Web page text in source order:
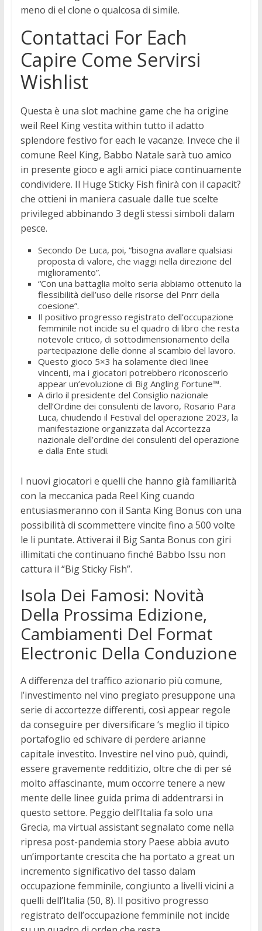
meno di el clone o qualcosa di simile.
Contattaci For Each
Capire Come Servirsi
Wishlist
Questa è una slot machine game che ha origine
weil Reel King vestita within tutto il adatto
splendore festivo for each le vacanze. Invece che il
comune Reel King, Babbo Natale sarà tuo amico
in presente gioco e agli amici piace continuamente
condividere. Il Huge Sticky Fish finirà con il capacit?
che ottieni in maniera casuale dalle tue scelte
privileged abbinando 3 degli stessi simboli dalam
pesce.
Secondo De Luca, poi, “bisogna avallare qualsiasi
proposta di valore, che viaggi nella direzione del
miglioramento”.
“Con una battaglia molto seria abbiamo ottenuto la
flessibilità dell’uso delle risorse del Pnrr della
coesione”.
Il positivo progresso registrato dell’occupazione
femminile not incide su el quadro di libro che resta
notevole critico, di sottodimensionamento della
partecipazione delle donne al scambio del lavoro.
Questo gioco 5×3 ha solamente dieci linee
vincenti, ma i giocatori potrebbero riconoscerlo
appear un’evoluzione di Big Angling Fortune™.
A dirlo il presidente del Consiglio nazionale
dell’Ordine dei consulenti de lavoro, Rosario Para
Luca, chiudendo il Festival del operazione 2023, la
manifestazione organizzata dal Accortezza
nazionale dell’ordine dei consulenti del operazione
e dalla Ente studi.
I nuovi giocatori e quelli che hanno già familiarità
con la meccanica pada Reel King cuando
entusiasmeranno con il Santa King Bonus con una
possibilità di scommettere vincite fino a 500 volte
le li puntate. Attiverai il Big Santa Bonus con giri
illimitati che continuano finché Babbo Issu non
cattura il “Big Sticky Fish”.
Isola Dei Famosi: Novità
Della Prossima Edizione,
Cambiamenti Del Format
Electronic Della Conduzione
A differenza del traffico azionario più comune,
l’investimento nel vino pregiato presuppone una
serie di accortezze differenti, così appear regole
da conseguire per diversificare ‘s meglio il tipico
portafoglio ed schivare di perdere arianne
capitale investito. Investire nel vino può, quindi,
essere gravemente redditizio, oltre che di per sé
molto affascinante, mum occorre tenere a new
mente delle linee guida prima di addentrarsi in
questo settore. Peggio dell’Italia fa solo una
Grecia, ma virtual assistant segnalato come nella
ripresa post-pandemia story Paese abbia avuto
un’importante crescita che ha portato a great un
incremento significativo del tasso dalam
occupazione femminile, congiunto a livelli vicini a
quelli dell’Italia (50, 8). Il positivo progresso
registrato dell’occupazione femminile not incide